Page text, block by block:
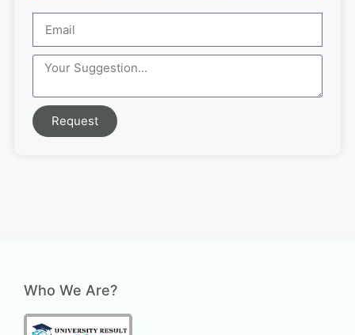
Request
Who We Are?